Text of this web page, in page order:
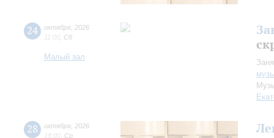
24 октября 2026
11:00 Сб
Малый зал
28 октября 2026
18:00 Ср